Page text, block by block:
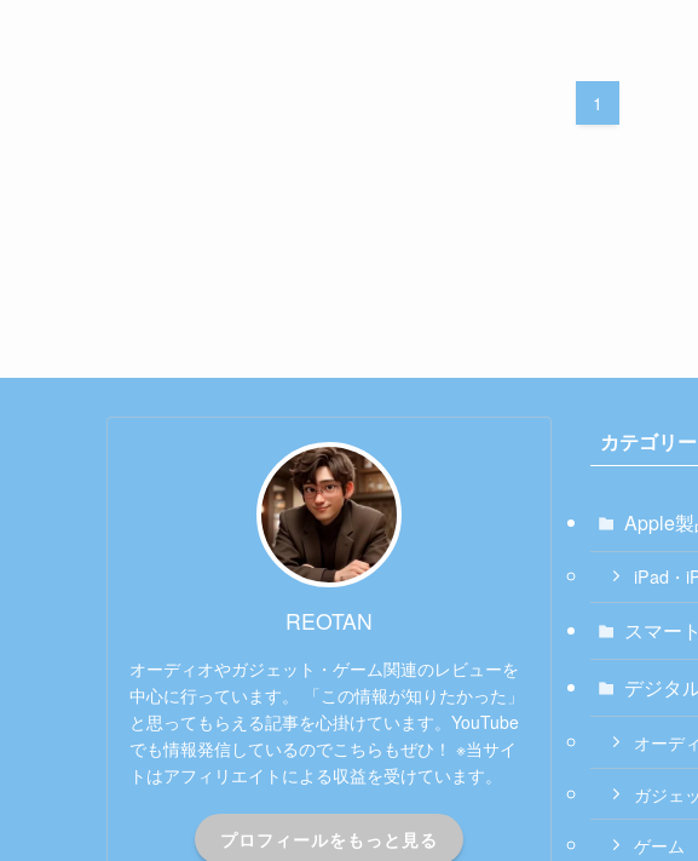
1
REOTAN
オーディオやガジェット・ゲーム関連のレビューを
中心に行っています。 「この情報が知りたかった」
と思ってもらえる記事を心掛けています。YouTube
でも情報発信しているのでこちらもぜひ！ ※当サイ
トはアフィリエイトによる収益を受けています。
プロフィールをもっと見る
カテゴリー
Apple製
iPad・
スマー
デジタ
オーデ
ガジェ
ゲーム